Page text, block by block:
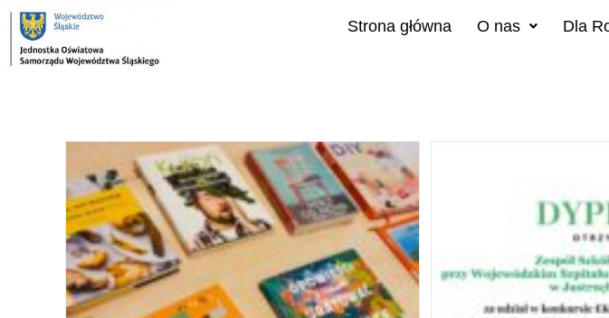
treści
Strona główna O nas Dla